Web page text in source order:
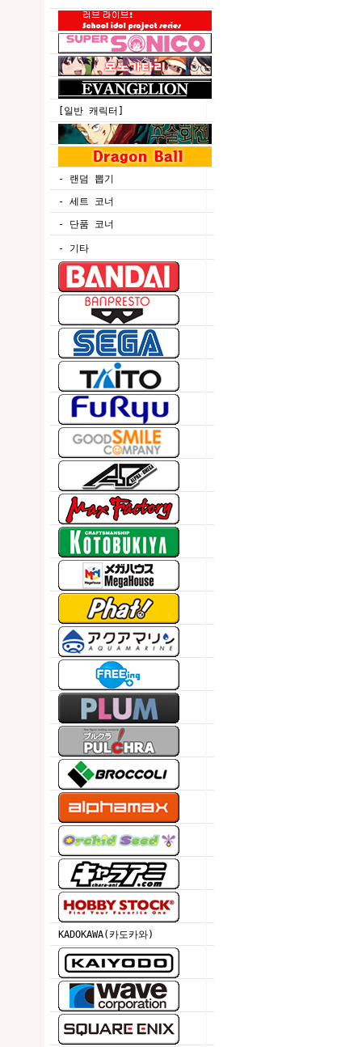
[일반 캐릭터]
- 랜덤 뽑기
- 세트 코너
- 단품 코너
- 기타
KADOKAWA(카도카와)